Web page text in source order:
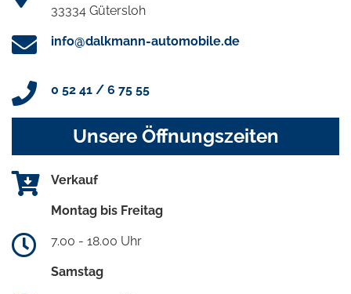
33334 Gütersloh
info@dalkmann-automobile.de
0 52 41 / 6 75 55
Unsere Öffnungszeiten
Verkauf
Montag bis Freitag
7.00 - 18.00 Uhr
Samstag